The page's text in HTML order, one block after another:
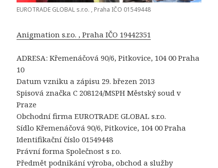
EUROTRADE GLOBAL s.r.o. , Praha IČO 01549448
Anigmation s.r.o. , Praha IČO 19442351
ADRESA: Křemenáčová 90/6, Pitkovice, 104 00 Praha
10
Datum vzniku a zápisu 29. březen 2013
Spisová značka C 208124/MSPH Městský soud v
Praze
Obchodní firma EUROTRADE GLOBAL s.r.o.
Sídlo Křemenáčová 90/6, Pitkovice, 104 00 Praha
Identifikační číslo 01549448
Právní forma Společnost s r.o.
Předmět podnikání výroba, obchod a služby